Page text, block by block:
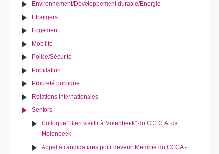
Environnement/Développement durable/Energie
Etrangers
Logement
Mobilité
Police/Sécurité
Population
Propreté publique
Relations internationales
Seniors
Colloque "Bien vieillir à Molenbeek" du C.C.C.A. de
Molenbeek
Appel à candidatures pour devenir Membre du CCCA -